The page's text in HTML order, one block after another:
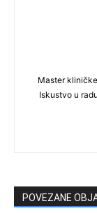
Master
Iskustvo u
POVEZANE